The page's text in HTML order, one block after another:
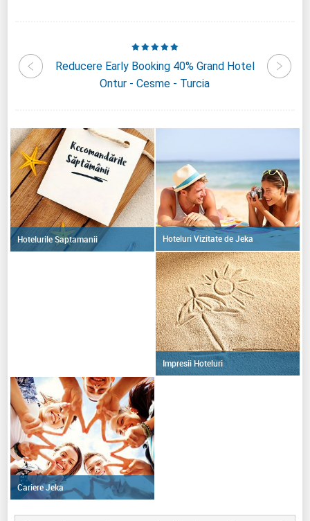
-
Reducere Early Booking 40% Grand Hotel
Ontur - Cesme - Turcia
Hotelurile Saptamanii Hoteluri Vizitate de Jeka
Impresii Hoteluri
Cariere Jeka